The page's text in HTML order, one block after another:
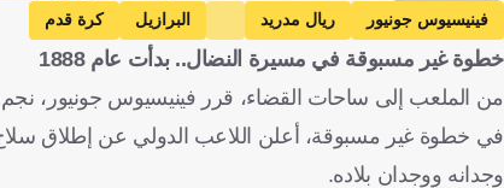
Getty Images
فينيسيوس جونيور ريال مدريد البرازيل كرة قدم
خطوة غير مسبوقة في مسيرة النضال.. بدأت عام 1888
من الملعب إلى ساحات القضاء، قرر فينيسيوس جونيور،
في خطوة غير مسبوقة، أعلن اللاعب الدولي عن إطلاق سلاح
وجدانه ووجدان بلاده.